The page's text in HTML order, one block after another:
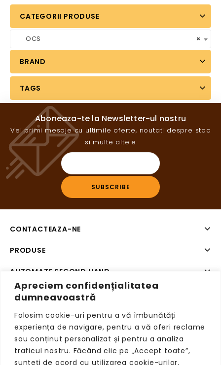
Apreciem confidențialitatea
dumneavoastră
Folosim cookie-uri pentru a vă îmbunătăți
experiența de navigare, pentru a vă oferi reclame
sau conținut personalizat și pentru a analiza
traficul nostru. Făcând clic pe „Accept toate”,
sunteți de acord cu utilizarea cookie-urilor.
CATEGORII PRODUSE
×
OCS
BRAND
TAGS
Aboneaza-te la Newsletter-ul nostru
Vei primi mesaje cu ultimile oferte, noutati despre stoc
si multe altele
CONTACTEAZA-NE
PRODUSE
AUTOMATE SECOND HAND
SISTEME DE PLATA SECOND HAND
Copyright © 2026 VendingRetail, Toate drepturile
rezervate.